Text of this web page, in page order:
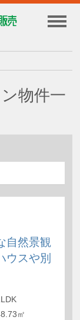
物件一
自然景観
ウスや別
㎡